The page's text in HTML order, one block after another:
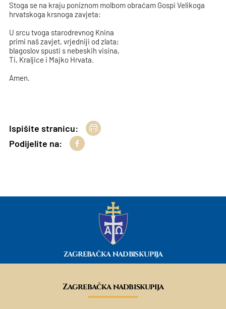
Stoga se na kraju poniznom molbom obraćam Gospi Velikoga
hrvatskoga krsnoga zavjeta:
U srcu tvoga starodrevnog Knina
primi naš zavjet, vrjedniji od zlata;
blagoslov spusti s nebeskih visina,
Ti, Kraljice i Majko Hrvata.
Amen.
Ispišite stranicu:
Podijelite na:
ZAGREBAČKA NADBISKUPIJA
Zagrebačka nadbiskupija